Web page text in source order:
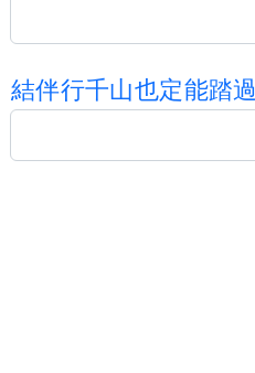
結伴行千山也定能踏過